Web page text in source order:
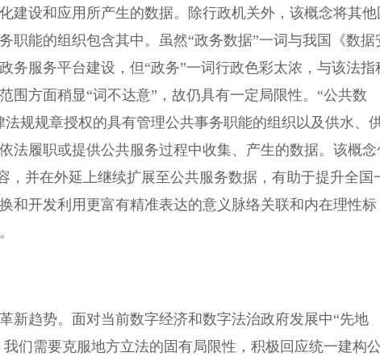
建设和应用所产生的数据。除行政机关外，该概念将其他
职能的组织包含其中。虽然“政务数据”一词与我国《数据
务服务平台建设，但“政务”一词行政色彩太浓，与该法指
围方面稍显“词不达意”，故仍具有一定局限性。“公共数
规规章授权的具有管理公共事务职能的组织以及供水、
法履职或提供公共服务过程中收集、产生的数据。该概念
，并在外延上继续扩展至公共服务数据，有助于提升全国
和开发利用更富有精准表达的意义脉络关联和内在理性标
趋势。面对当前数字经济和数字法治政府发展中“先地
们需要克服地方立法的固有局限性，积极回应统一建构